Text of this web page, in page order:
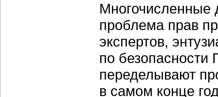
Многочисленные
проблема прав
экспертов,
по безопасности
переделывают
в самом конце